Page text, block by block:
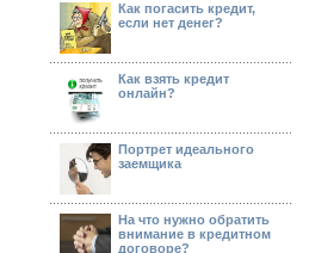
Как погасить кредит,
если нет денег?
Как взять кредит
онлайн?
Портрет идеального
заемщика
На что нужно обратить
внимание в кредитном
договоре?